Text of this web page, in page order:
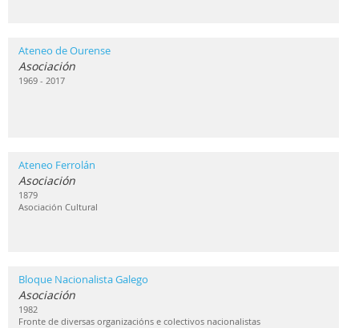
Ateneo de Ourense
Asociación
1969 - 2017
Ateneo Ferrolán
Asociación
1879
Asociación Cultural
Bloque Nacionalista Galego
Asociación
1982
Fronte de diversas organizacións e colectivos nacionalistas